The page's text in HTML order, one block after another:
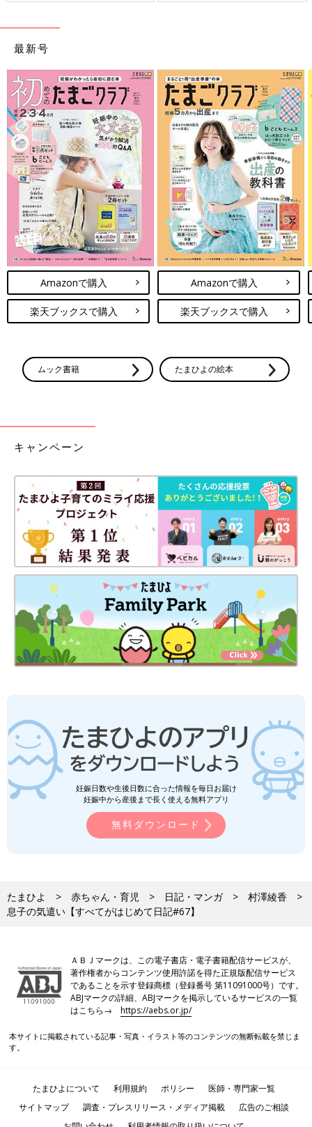
最新号
Amazonで購入
楽天ブックスで購入
Amazonで購入
楽天ブックスで購入
ムック書籍 たまひよの絵本
キャンペーン
妊娠日数や生後日数に合った情報を毎日お届け
妊娠中から産後まで長く使える無料アプリ
無料ダウンロード
たまひよ 赤ちゃん・育児 日記・マンガ
村澤綾香
息子の気遣い【すべてがはじめて日記#67】
ＡＢＪマークは、この電子書店・電子書籍配信サービスが、
著作権者からコンテンツ使用許諾を得た正規版配信サービス
であることを示す登録商標（登録番号 第11091000号）です。
ABJマークの詳細、ABJマークを掲示しているサービスの一覧
はこちら→https://aebs.or.jp/
本サイトに掲載されている記事・写真・イラスト等のコンテンツの無断転載を禁じま
す。
たまひよについて 利用規約 ポリシー
医師・専門家一覧
サイトマップ
調査・プレスリリース・メディア掲載
広告のご相談